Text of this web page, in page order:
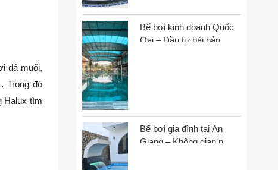
đá muối,
Trong đó
Halux tìm
Bể bơi kinh doanh Quốc
Oai – Đầu tư bài bản,
Bể bơi gia đình tại An
Giang – Không gian nhỏ,